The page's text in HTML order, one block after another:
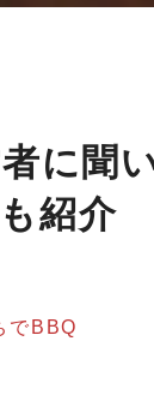
に聞
紹介
でBBQ